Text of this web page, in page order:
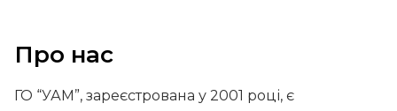
Про нас
ГО “УАМ”, зареєстрована у 2001 році, є